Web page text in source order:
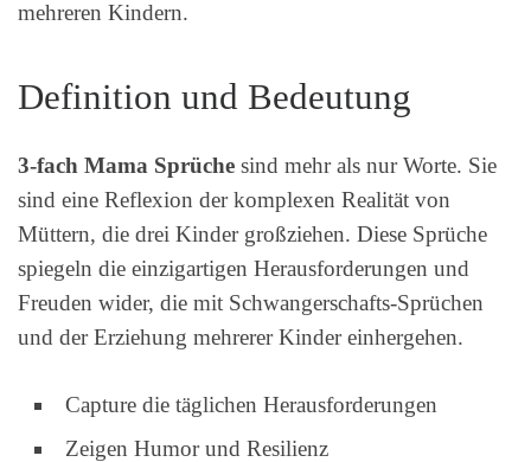
mehreren Kindern.
Definition und Bedeutung
3-fach Mama Sprüche sind mehr als nur Worte. Sie
sind eine Reflexion der komplexen Realität von
Müttern, die drei Kinder großziehen. Diese Sprüche
spiegeln die einzigartigen Herausforderungen und
Freuden wider, die mit Schwangerschafts-Sprüchen
und der Erziehung mehrerer Kinder einhergehen.
Capture die täglichen Herausforderungen
Zeigen Humor und Resilienz